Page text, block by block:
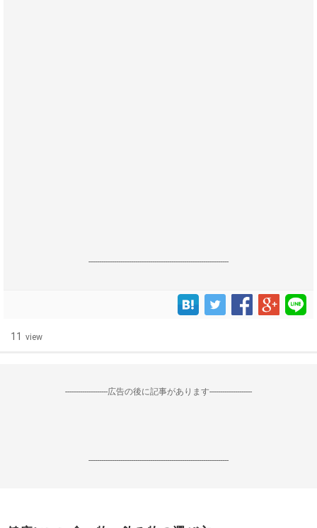
------------------------------------------------------------------
11 view
--------------------広告の後に記事があります--------------------
------------------------------------------------------------------